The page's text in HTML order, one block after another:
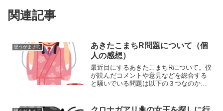
関連記事
思うがままに
あきたこまちR問題について（個
人の感想）
最近目にするあきたこまちRについて。僕
が読んだコメントや意見などを総合する
と騒いでいる問題は以下の３つなのか
いる ３．全面切り替えをする ちょっ